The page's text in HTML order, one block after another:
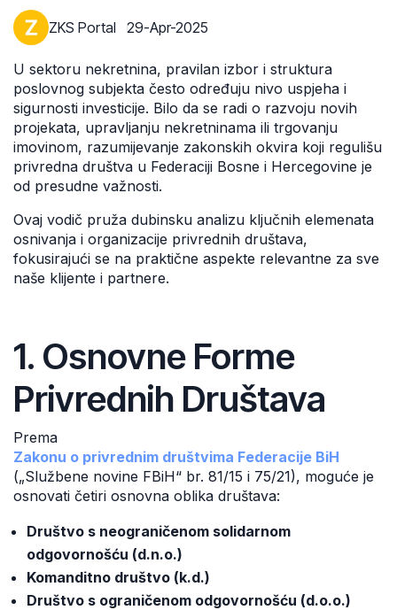
ZKS Portal 29-Apr-2025
U sektoru nekretnina, pravilan izbor i struktura
poslovnog subjekta često određuju nivo uspjeha i
sigurnosti investicije. Bilo da se radi o razvoju novih
projekata, upravljanju nekretninama ili trgovanju
imovinom, razumijevanje zakonskih okvira koji regulišu
privredna društva u Federaciji Bosne i Hercegovine je
od presudne važnosti.
Ovaj vodič pruža dubinsku analizu ključnih elemenata
osnivanja i organizacije privrednih društava,
fokusirajući se na praktične aspekte relevantne za sve
naše klijente i partnere.
1. Osnovne Forme
Privrednih Društava
Prema
Zakonu o privrednim društvima Federacije BiH
(„Službene novine FBiH“ br. 81/15 i 75/21), moguće je
osnovati četiri osnovna oblika društava:
Društvo s neograničenom solidarnom
odgovornošću (d.n.o.)
Komanditno društvo (k.d.)
Društvo s ograničenom odgovornošću (d.o.o.)